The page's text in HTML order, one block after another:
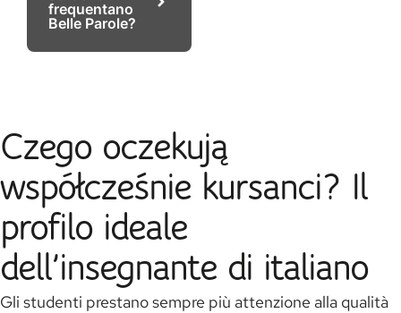
frequentano
Belle Parole?
Czego oczekują
współcześnie kursanci? Il
profilo ideale
dell’insegnante di italiano
Gli studenti prestano sempre più attenzione alla qualità